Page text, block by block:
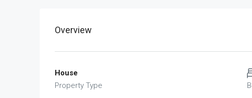
Overview
House
Property Type